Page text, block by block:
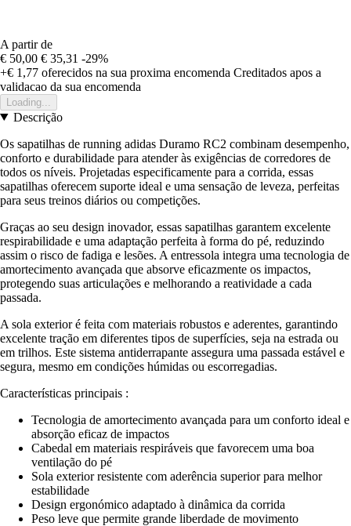
A partir de
€ 50,00 € 35,31 -29%
+€ 1,77 oferecidos na sua proxima encomenda Creditados apos a
validacao da sua encomenda
Loading...
Descrição
Os sapatilhas de running adidas Duramo RC2 combinam desempenho,
conforto e durabilidade para atender às exigências de corredores de
todos os níveis. Projetadas especificamente para a corrida, essas
sapatilhas oferecem suporte ideal e uma sensação de leveza, perfeitas
para seus treinos diários ou competições.
Graças ao seu design inovador, essas sapatilhas garantem excelente
respirabilidade e uma adaptação perfeita à forma do pé, reduzindo
assim o risco de fadiga e lesões. A entressola integra uma tecnologia de
amortecimento avançada que absorve eficazmente os impactos,
protegendo suas articulações e melhorando a reatividade a cada
passada.
A sola exterior é feita com materiais robustos e aderentes, garantindo
excelente tração em diferentes tipos de superfícies, seja na estrada ou
em trilhos. Este sistema antiderrapante assegura uma passada estável e
segura, mesmo em condições húmidas ou escorregadias.
Características principais :
Tecnologia de amortecimento avançada para um conforto ideal e
absorção eficaz de impactos
Cabedal em materiais respiráveis que favorecem uma boa
ventilação do pé
Sola exterior resistente com aderência superior para melhor
estabilidade
Design ergonómico adaptado à dinâmica da corrida
Peso leve que permite grande liberdade de movimento